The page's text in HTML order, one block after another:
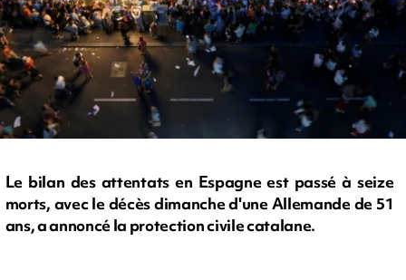
Le bilan des attentats en Espagne est passé à seize
morts, avec le décès dimanche d'une Allemande de 51
ans, a annoncé la protection civile catalane.